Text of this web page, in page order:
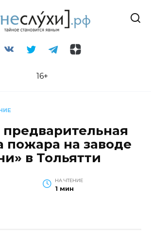
16+
предварительная
пожара на заводе
в Тольятти
НА ЧТЕНИЕ
1 мин